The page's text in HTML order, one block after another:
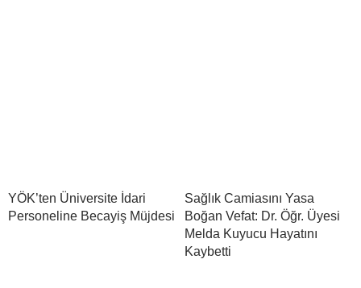
YÖK’ten Üniversite İdari
Personeline Becayiş Müjdesi
Sağlık Camiasını Yasa
Boğan Vefat: Dr. Öğr. Üyesi
Melda Kuyucu Hayatını
Kaybetti